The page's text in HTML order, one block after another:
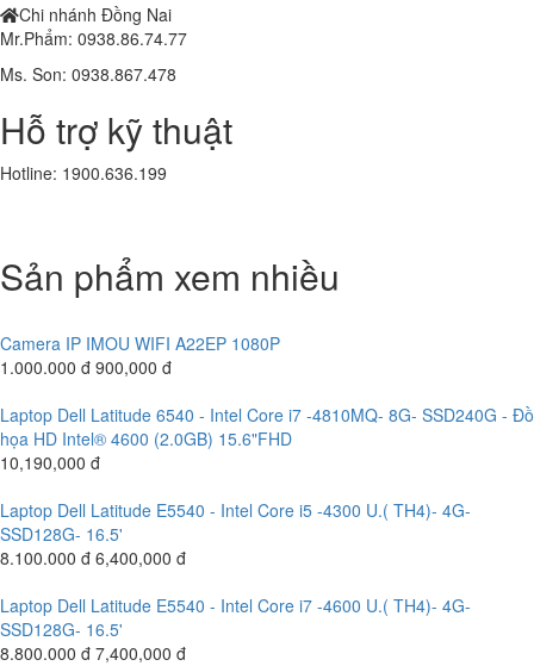
Chi nhánh Đồng Nai
Mr.Phẩm: 0938.86.74.77
Ms. Son: 0938.867.478
Hỗ trợ kỹ thuật
Hotline: 1900.636.199
Sản phẩm xem nhiều
Camera IP IMOU WIFI A22EP 1080P
1.000.000 đ 900,000 đ
Laptop Dell Latitude 6540 - Intel Core i7 -4810MQ- 8G- SSD240G - Đồ
họa HD Intel® 4600 (2.0GB) 15.6"FHD
10,190,000 đ
Laptop Dell Latitude E5540 - Intel Core i5 -4300 U.( TH4)- 4G-
SSD128G- 16.5'
8.100.000 đ 6,400,000 đ
Laptop Dell Latitude E5540 - Intel Core i7 -4600 U.( TH4)- 4G-
SSD128G- 16.5'
8.800.000 đ 7,400,000 đ